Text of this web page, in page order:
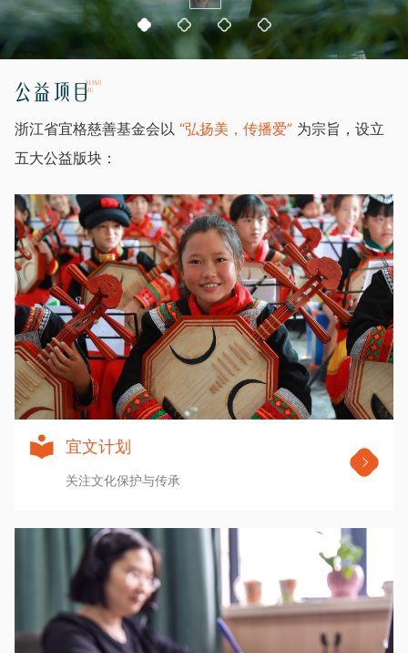
公益项目XIANG
MU
浙江省宜格慈善基金会以 “弘扬美，传播爱” 为宗旨，设立
五大公益版块：
宜文计划
关注文化保护与传承